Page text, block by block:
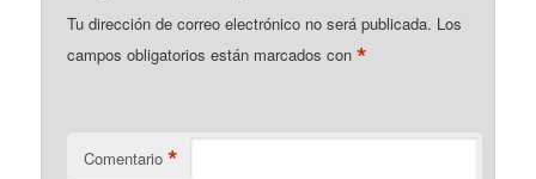
Tu dirección de correo electrónico no será publicada. Los
campos obligatorios están marcados con*
Comentario *